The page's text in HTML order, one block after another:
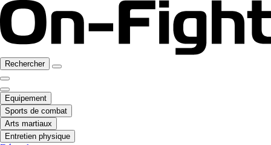
Rechercher
Equipement
Sports de combat
Arts martiaux
Entretien physique